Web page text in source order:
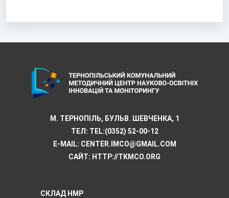
М. ТЕРНОПІЛЬ, БУЛЬВ. ШЕВЧЕНКА, 1
ТЕЛ: TEL:(0352) 52-00-12
E-MAIL: CENTER.IMCO@GMAIL.COM
САЙТ: HTTP://TKMCО.ORG
СКЛАД НМР